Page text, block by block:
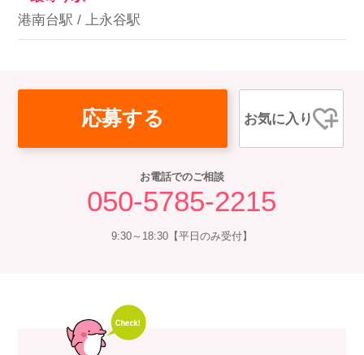
港南台駅 / 上永谷駅
応募する お気に入り
お電話でのご相談
050-5785-2215
9:30～18:30【平日のみ受付】